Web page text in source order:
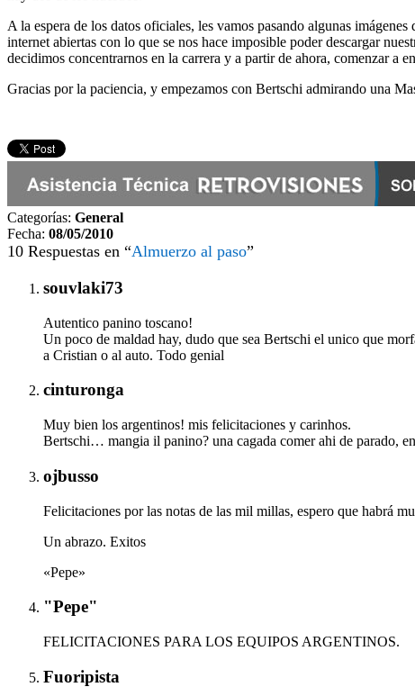
A la espera de los datos oficiales, les vamos pasando algunas
internet abiertas con lo que se nos hace imposible poder descargar
decidimos concentrarnos en la carrera y a partir de ahora, comenzar a
Gracias por la paciencia, y empezamos con Bertschi admirando una
Categorías: General
Fecha: 08/05/2010
10 Respuestas en “Almuerzo al paso”
souvlaki73
Autentico panino toscano!
Un poco de maldad hay, dudo que sea Bertschi el unico que
a Cristian o al auto. Todo genial
cinturonga
Muy bien los argentinos! mis felicitaciones y carinhos.
Bertschi… mangia il panino? una cagada comer ahi de parado,
ojbusso
Felicitaciones por las notas de las mil millas, espero que habrá
Un abrazo. Exitos
«Pepe»
"Pepe"
FELICITACIONES PARA LOS EQUIPOS ARGENTINOS.
Fuoripista